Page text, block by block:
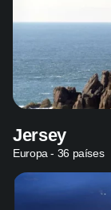
Jersey
Europa - 36 países